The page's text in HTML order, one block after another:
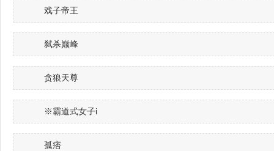
戏子帝王
弑杀巅峰
贪狼天尊
※霸道式女子i
孤痞